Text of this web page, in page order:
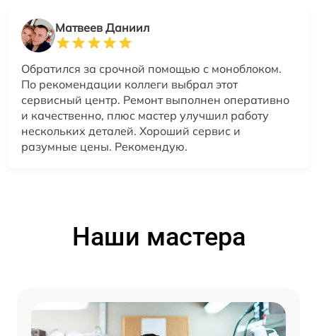
Матвеев Даниил
Обратился за срочной помощью с моноблоком.
По рекомендации коллеги выбрал этот
сервисный центр. Ремонт выполнен оперативно
и качественно, плюс мастер улучшил работу
нескольких деталей. Хороший сервис и
разумные цены. Рекомендую.
Наши мастера